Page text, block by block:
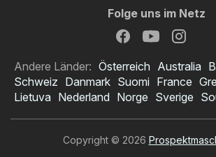
Folge uns im Netz
Andere Länder: Österreich Australia
Schweiz Danmark Suomi France
Lietuva Nederland Norge Sverige
Copyright © 2026